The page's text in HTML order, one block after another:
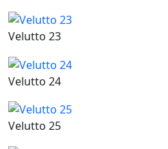
Velutto 23
Velutto 24
Velutto 25